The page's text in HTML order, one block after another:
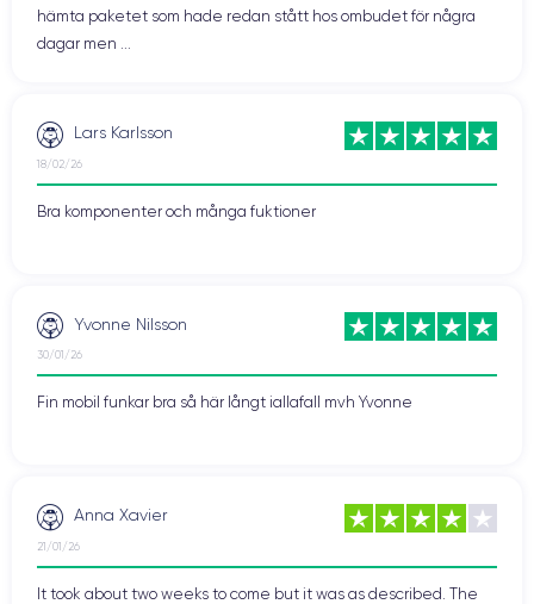
hämta paketet som hade redan stått hos ombudet för några
dagar men ...
Lars Karlsson
18/02/26
Bra komponenter och många fuktioner
Yvonne Nilsson
30/01/26
Fin mobil funkar bra så här långt iallafall mvh Yvonne
Anna Xavier
21/01/26
It took about two weeks to come but it was as described. The